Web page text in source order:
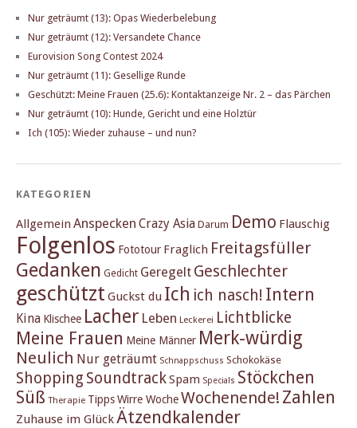
Nur geträumt (13): Opas Wiederbelebung
Nur geträumt (12): Versandete Chance
Eurovision Song Contest 2024
Nur geträumt (11): Gesellige Runde
Geschützt: Meine Frauen (25.6): Kontaktanzeige Nr. 2 – das Pärchen
Nur geträumt (10): Hunde, Gericht und eine Holztür
Ich (105): Wieder zuhause – und nun?
KATEGORIEN
Allgemein Anspecken Crazy Asia Darum Demo Flauschig
Folgenlos Fototour Fraglich Freitagsfüller
Gedanken Gedicht Geregelt Geschlechter
geschützt Guckst du Ich ich nasch! Intern
Kina Klischee Lacher Leben Leckerei Lichtblicke
Meine Frauen Meine Männer Merk-würdig
Neulich Nur geträumt Schnappschuss Schokokäse
Shopping SoundtrackSpam Specials Stöckchen
Süß Therapie TippsWirre WocheWochenende! Zahlen
Zuhause im Glück Ätzendkalender